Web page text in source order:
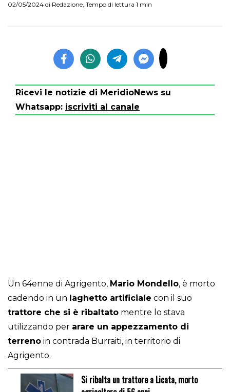
02/05/2024 di Redazione, Tempo di lettura 1 min
Ricevi le notizie di MeridioNews su
Whatsapp: iscriviti al canale
Un 64enne di Agrigento, Mario Mondello, è morto
cadendo in un laghetto artificiale con il suo
trattore che si è ribaltato mentre lo stava
utilizzando per arare un appezzamento di
terreno in contrada Burraiti, in territorio di
Agrigento.
Si ribalta un trattore a Licata, morto